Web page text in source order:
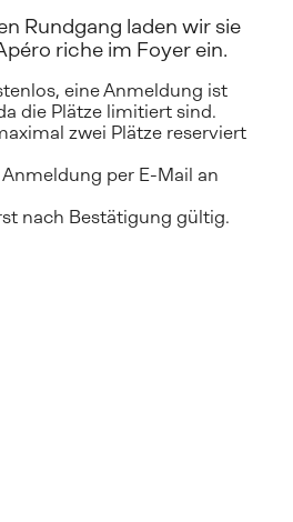
Rundgang laden wir sie
riche im Foyer ein.
eine Anmeldung ist
die Plätze limitiert sind.
zwei Plätze reserviert
nach Bestätigung gültig.